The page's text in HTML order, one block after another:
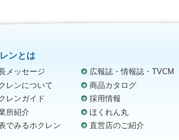
ンとは
メッセージ
レンについて
レンガイド
所紹介
でみるホクレン
広報誌・情報誌・TVCM
商品カタログ
採用情報
ほくれん丸
直営店のご紹介